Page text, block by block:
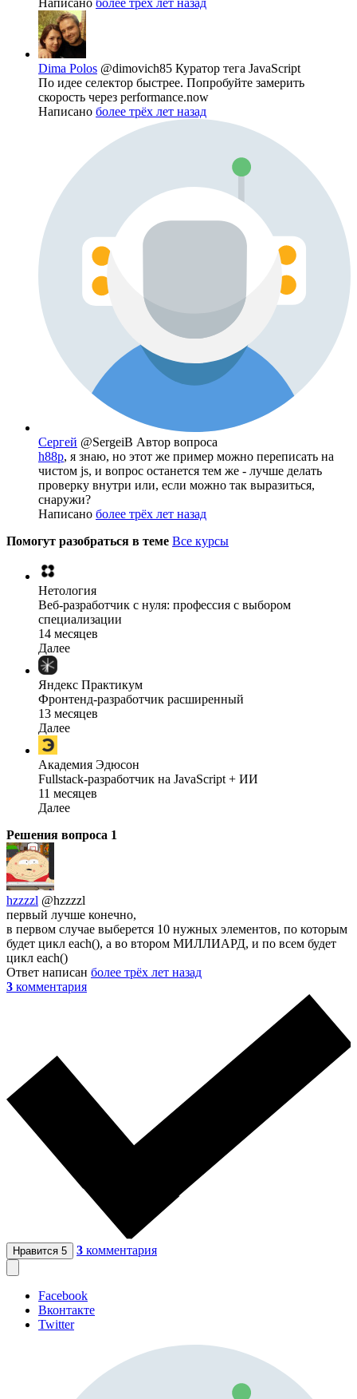
Написано более трёх лет назад
Dima Polos @dimovich85 Куратор тега JavaScript
По идее селектор быстрее. Попробуйте замерить
скорость через performance.now
Написано более трёх лет назад
Сергей @SergeiB Автор вопроса
h88p, я знаю, но этот же пример можно переписать на
чистом js, и вопрос останется тем же - лучше делать
проверку внутри или, если можно так выразиться,
снаружи?
Написано более трёх лет назад
Помогут разобраться в теме Все курсы
Нетология
Веб-разработчик с нуля: профессия с выбором
специализации
14 месяцев
Далее
Яндекс Практикум
Фронтенд-разработчик расширенный
13 месяцев
Далее
Академия Эдюсон
Fullstack-разработчик на JavaScript + ИИ
11 месяцев
Далее
Решения вопроса 1
hzzzzl @hzzzzl
первый лучше конечно,
в первом случае выберется 10 нужных элементов, по которым
будет цикл each(), а во втором МИЛЛИАРД, и по всем будет
цикл each()
Ответ написан более трёх лет назад
3 комментария
Нравится 5 3 комментария
Facebook
Вконтакте
Twitter